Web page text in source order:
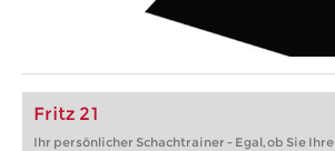
Fritz 21
Ihr persönlicher Schachtrainer - Egal, ob Sie Ihre